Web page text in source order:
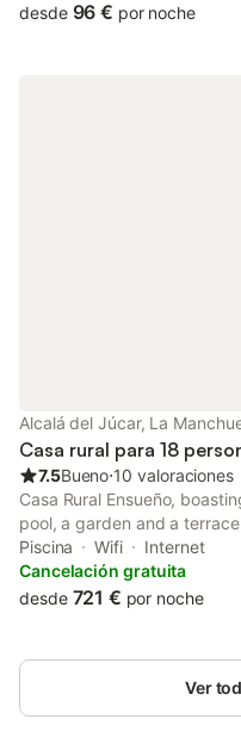
desde 96 € por noche
Alcalá del Júcar, La
Casa rural para 18
7.5Bueno⋅10 valoraciones
Casa Rural Ensueño,
pool, a garden and a
km from Albacete's
features barbecue facilities.
Piscina Wifi
Internet
Cancelación gratuita
desde 721 € por noche
Ver